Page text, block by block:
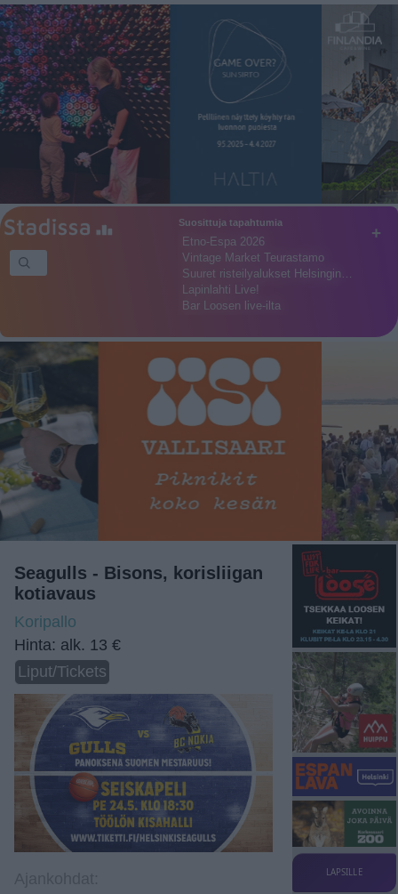
+
Suosittuja tapahtumia
Etno-Espa 2026
Vintage Market Teurastamo
Suuret risteilyalukset Helsingin…
Lapinlahti Live!
Bar Loosen live-ilta
Seagulls - Bisons, korisliigan
kotiavaus
Koripallo
Hinta: alk. 13 €
Liput/Tickets
LAPSILLE